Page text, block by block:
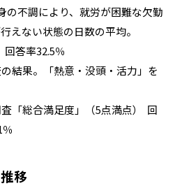
調により、就労が困難な欠勤
えない状態の日数の平均。
率32.5％
果。「熱意・没頭・活力」を
合満足度」（5点満点） 回
移